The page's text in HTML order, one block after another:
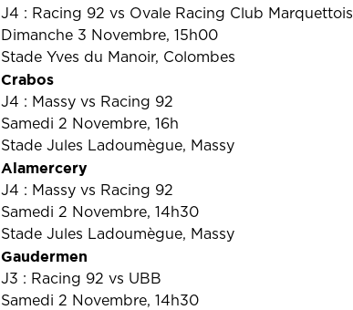
J4 : Racing 92 vs Ovale Racing Club Marquettois
Dimanche 3 Novembre, 15h00
Stade Yves du Manoir, Colombes
Crabos
J4 : Massy vs Racing 92
Samedi 2 Novembre, 16h
Stade Jules Ladoumègue, Massy
Alamercery
J4 : Massy vs Racing 92
Samedi 2 Novembre, 14h30
Stade Jules Ladoumègue, Massy
Gaudermen
J3 : Racing 92 vs UBB
Samedi 2 Novembre, 14h30